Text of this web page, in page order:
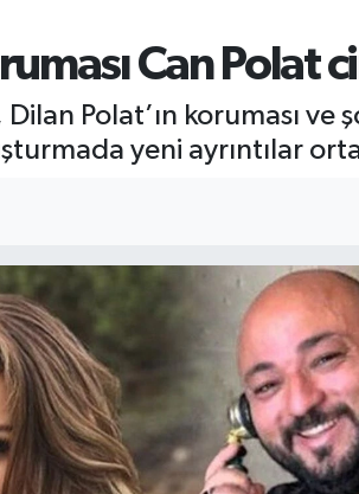
Can
Polat’ın koruması ve
yeni ayrıntılar